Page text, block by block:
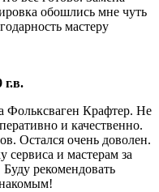
обошлись мне чуть
мастеру
г.в.
Фольксваген Крафтер. Не
и качественно.
Остался очень доволен.
сервиса и мастерам за
рекомендовать